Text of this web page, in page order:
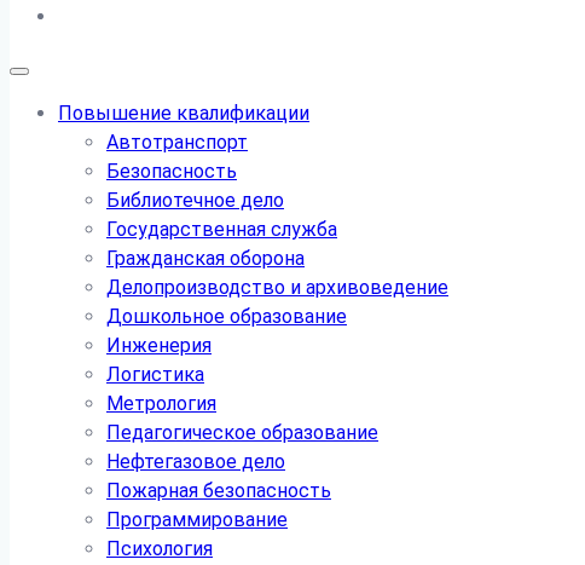
Повышение квалификации
Автотранспорт
Безопасность
Библиотечное дело
Государственная служба
Гражданская оборона
Делопроизводство и архивоведение
Дошкольное образование
Инженерия
Логистика
Метрология
Педагогическое образование
Нефтегазовое дело
Пожарная безопасность
Программирование
Психология